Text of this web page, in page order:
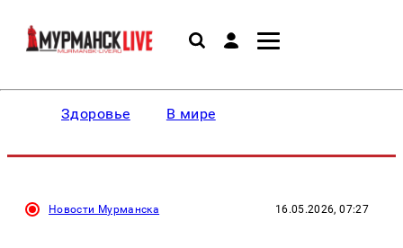
Здоровье В мире
Новости Мурманска 16.05.2026, 07:27